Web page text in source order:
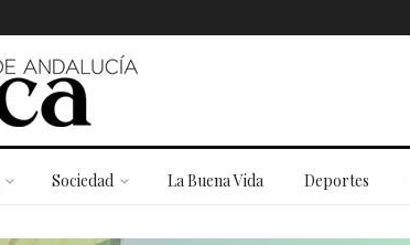
Sociedad La Buena Vida Deportes